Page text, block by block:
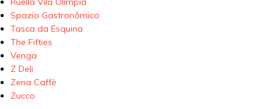
Spazio Gastronômico
Tasca da Esquina
The Fifties
Venga
Z Deli
Zena Caffè
Zucco